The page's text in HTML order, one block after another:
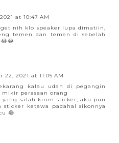
at 10:47 AM
nih klo speaker lupa dimatiin,
temen dan temen di sebelah
22, 2021 at 11:05 AM
kalau udah di pegangin
perasaan orang
yang salah kirim sticker, aku pun
ketawa padahal sikonnya
😂